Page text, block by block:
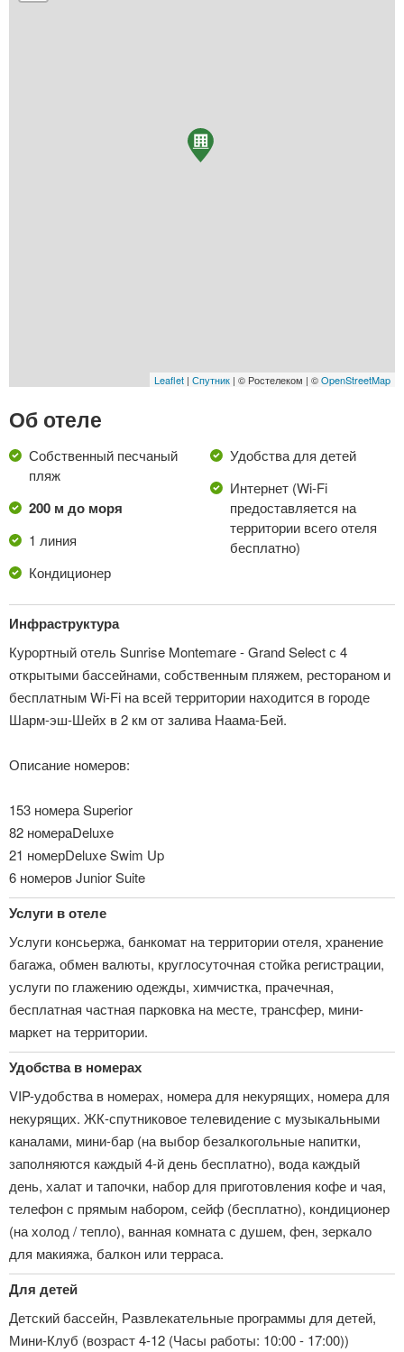
Leaflet | Спутник | © Ростелеком | ©OpenStreetMap
Об отеле
Собственный песчаный
пляж
200 м до моря
1 линия
Кондиционер
Удобства для детей
Интернет (Wi-Fi
предоставляется на
территории всего отеля
бесплатно)
Инфраструктура
Курортный отель Sunrise Montemare - Grand Select с 4
открытыми бассейнами, собственным пляжем, рестораном и
бесплатным Wi-Fi на всей территории находится в городе
Шарм-эш-Шейх в 2 км от залива Наама-Бей.
Описание номеров:
153 номера Superior
82 номераDeluxe
21 номерDeluxe Swim Up
6 номеров Junior Suite
Услуги в отеле
Услуги консьержа, банкомат на территории отеля, хранение
багажа, обмен валюты, круглосуточная стойка регистрации,
услуги по глажению одежды, химчистка, прачечная,
бесплатная частная парковка на месте, трансфер, мини-
маркет на территории.
Удобства в номерах
VIP-удобства в номерах, номера для некурящих, номера для
некурящих. ЖК-спутниковое телевидение с музыкальными
каналами, мини-бар (на выбор безалкогольные напитки,
заполняются каждый 4-й день бесплатно), вода каждый
день, халат и тапочки, набор для приготовления кофе и чая,
телефон с прямым набором, сейф (бесплатно), кондиционер
(на холод / тепло), ванная комната с душем, фен, зеркало
для макияжа, балкон или терраса.
Для детей
Детский бассейн, Развлекательные программы для детей,
Мини-Клуб (возраст 4-12 (Часы работы: 10:00 - 17:00))